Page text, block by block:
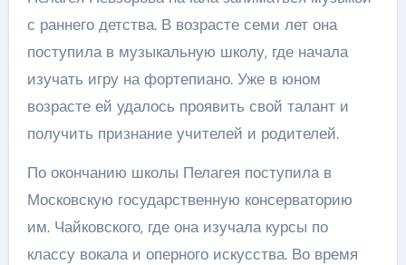
с раннего детства. В возрасте семи лет она
поступила в музыкальную школу, где начала
изучать игру на фортепиано. Уже в юном
возрасте ей удалось проявить свой талант и
получить признание учителей и родителей.
По окончанию школы Пелагея поступила в
Московскую государственную консерваторию
им. Чайковского, где она изучала курсы по
классу вокала и оперного искусства. Во время